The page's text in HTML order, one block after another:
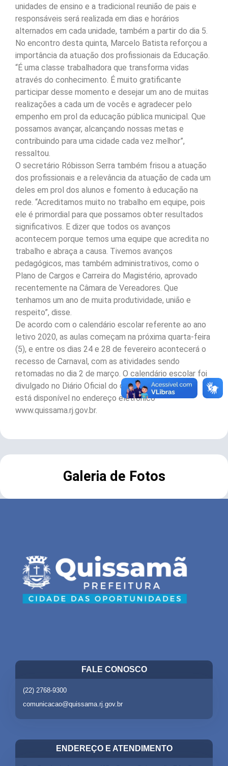
unidades de ensino e a tradicional reunião de pais e
responsáveis será realizada em dias e horários
alternados em cada unidade, também a partir do dia 5.
No encontro desta quinta, Marcelo Batista reforçou a
importância da atuação dos profissionais da Educação.
“É uma classe trabalhadora que transforma vidas
através do conhecimento. É muito gratificante
participar desse momento e desejar um ano de muitas
realizações a cada um de vocês e agradecer pelo
empenho em prol da educação pública municipal. Que
possamos avançar, alcançando nossas metas e
contribuindo para uma cidade cada vez melhor”,
ressaltou.
O secretário Róbisson Serra também frisou a atuação
dos profissionais e a relevância da atuação de cada um
deles em prol dos alunos e fomento à educação na
rede. “Acreditamos muito no trabalho em equipe, pois
ele é primordial para que possamos obter resultados
significativos. E dizer que todos os avanços
acontecem porque temos uma equipe que acredita no
trabalho e abraça a causa. Tivemos avanços
pedagógicos, mas também administrativos, como o
Plano de Cargos e Carreira do Magistério, aprovado
recentemente na Câmara de Vereadores. Que
tenhamos um ano de muita produtividade, união e
respeito”, disse.
De acordo com o calendário escolar referente ao ano
letivo 2020, as aulas começam na próxima quarta-feira
(5), e entre os dias 24 e 28 de fevereiro acontecerá o
recesso de Carnaval, com as atividades sendo
retomadas no dia 2 de março. O calendário escolar foi
divulgado no Diário Oficial do dia 18 de dezembro e
está disponível no endereço eletrônico
www.quissama.rj.gov.br.
Galeria de Fotos
FALE CONOSCO
(22) 2768-9300
comunicacao@quissama.rj.gov.br
ENDEREÇO E ATENDIMENTO